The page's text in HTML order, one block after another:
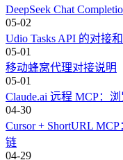
DeepSeek Chat
05-02
Udio Tasks API 的对接
05-01
移动蜂窝代理对接说明
05-01
Claude.ai 远程 MCP：
04-30
Cursor + ShortURL
链
04-29